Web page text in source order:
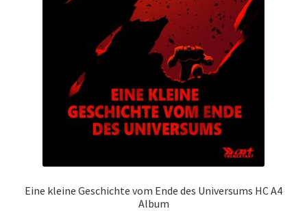
Eine kleine Geschichte vom Ende des Universums HC A4
Album